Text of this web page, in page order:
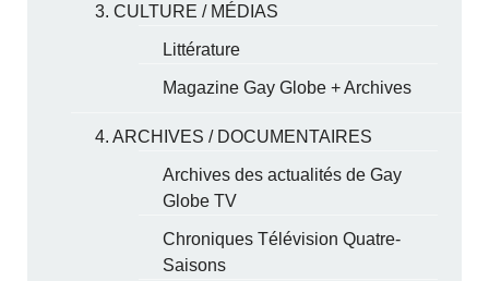
3. CULTURE / MÉDIAS
Littérature
Magazine Gay Globe + Archives
4. ARCHIVES / DOCUMENTAIRES
Archives des actualités de Gay
Globe TV
Chroniques Télévision Quatre-
Saisons